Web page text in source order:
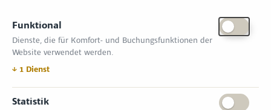
Zimper Media GmbH
Reinhardtstr. 31, 10117 Berlin
Tel.: +49 (0) 30 814 50 12 600
office@kommunal.de
ÖFFNUNGSZEITEN MESSE
Funktional
Dienste, die für Komfort- und Buchungsfunktionen der
Website verwendet werden.
↓ 1 Dienst
Statistik